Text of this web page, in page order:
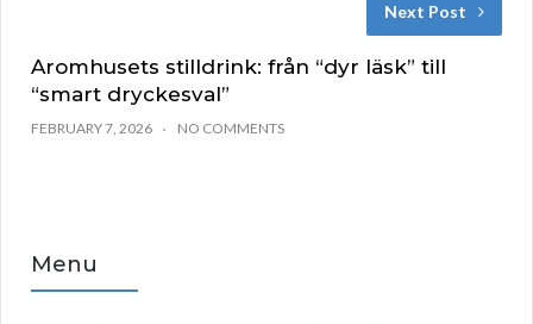
Next Post
Aromhusets stilldrink: från “dyr läsk” till
“smart dryckesval”
FEBRUARY 7, 2026 NO COMMENTS
Menu